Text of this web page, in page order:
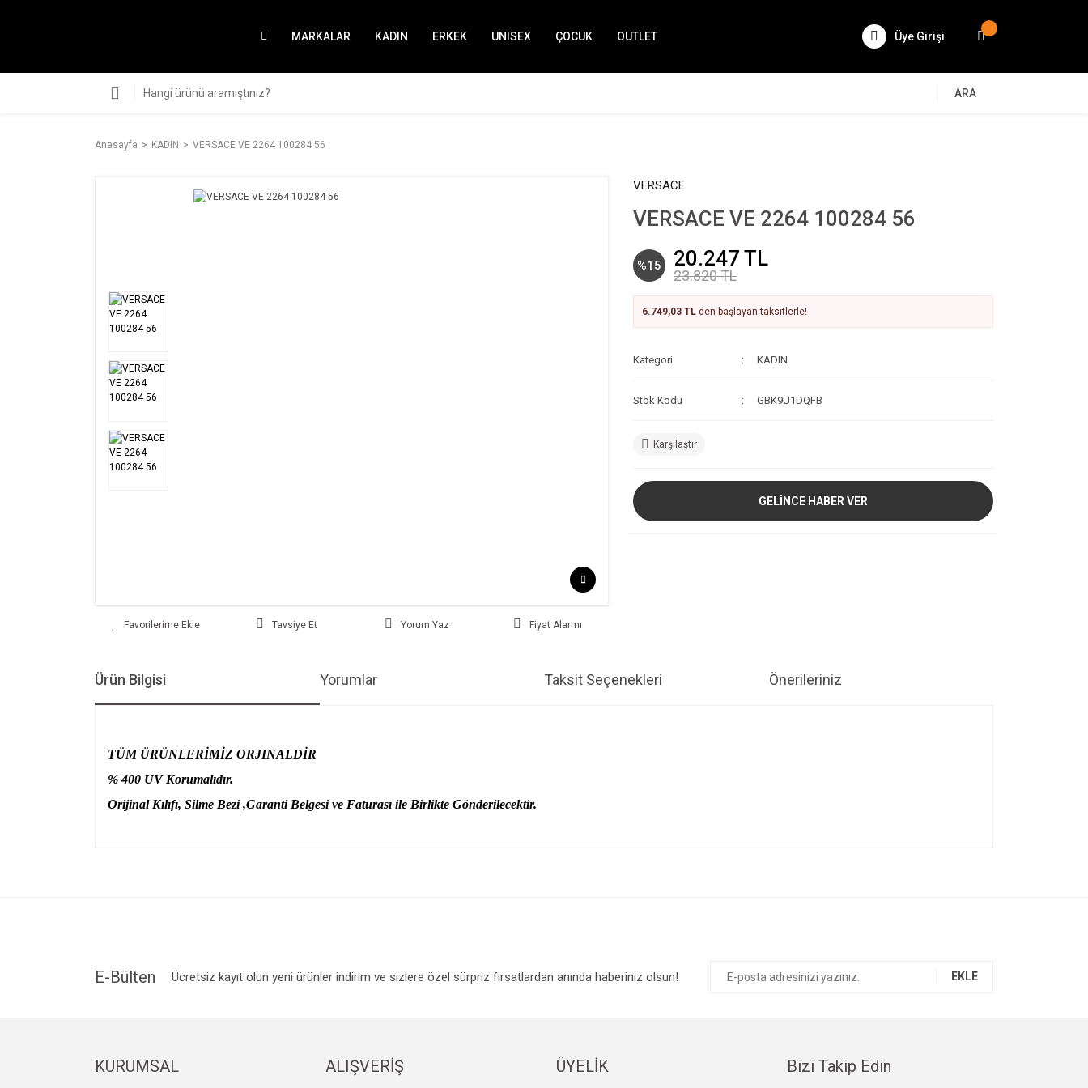
MARKALAR KADIN ERKEK UNISEX ÇOCUK OUTLET Üye Girişi
ARA
Anasayfa KADIN VERSACE VE 2264 100284 56
Tavsiye Et Yorum Yaz Fiyat Alarmı
VERSACE
VERSACE VE 2264 100284 56
%15 20.247 TL
23.820 TL
6.749,03 TL den başlayan taksitlerle!
Kategori KADIN
Stok Kodu GBK9U1DQFB
Karşılaştır
GELİNCE HABER VER
Ürün Bilgisi Yorumlar Taksit Seçenekleri Önerileriniz
TÜM ÜRÜNLERİMİZ ORJINALDİR
% 400 UV Korumalıdır.
Orijinal Kılıfı, Silme Bezi ,Garanti Belgesi ve Faturası ile Birlikte Gönderilecektir.
Bu ürüne benzer farklı alternatifler olmalı.
E-Bülten Ücretsiz kayıt olun yeni ürünler indirim ve sizlere özel sürpriz fırsatlardan anında haberiniz olsun! EKLE
KURUMSAL ALIŞVERİŞ ÜYELİK Bizi Takip Edin